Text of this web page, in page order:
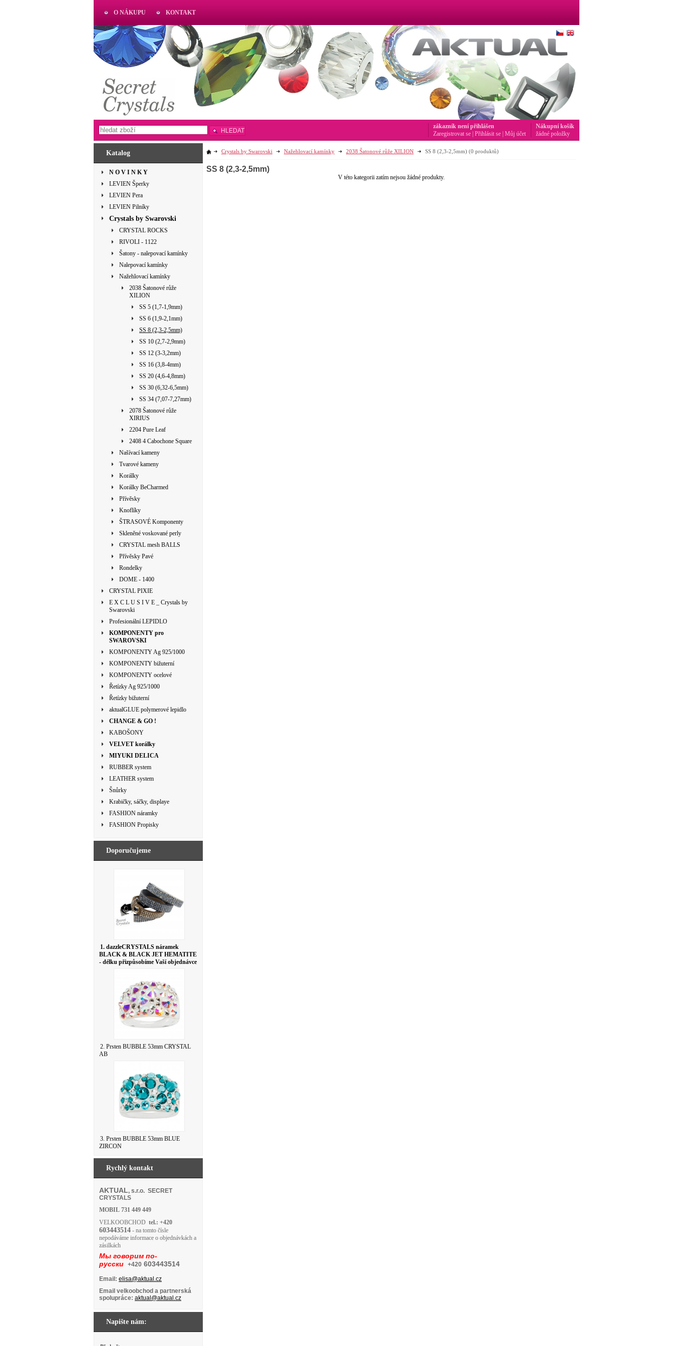
Katalog
N O V I N K Y
LEVIEN Šperky
LEVIEN Pera
LEVIEN Pilníky
Crystals by Swarovski
CRYSTAL ROCKS
RIVOLI - 1122
Šatony - nalepovací kamínky
Nalepovací kamínky
Nažehlovací kamínky
2038 Šatonové růže
XILION
SS 5 (1,7-1,9mm)
SS 6 (1,9-2,1mm)
SS 8 (2,3-2,5mm)
SS 10 (2,7-2,9mm)
SS 12 (3-3,2mm)
SS 16 (3,8-4mm)
SS 20 (4,6-4,8mm)
SS 30 (6,32-6,5mm)
SS 34 (7,07-7,27mm)
2078 Šatonové růže
XIRIUS
2204 Pure Leaf
2408 4 Cabochone Square
Našívací kameny
Tvarové kameny
Korálky
Korálky BeCharmed
Přívěsky
Knoflíky
ŠTRASOVÉ Komponenty
Skleněné voskované perly
CRYSTAL mesh BALLS
Přívěsky Pavé
Rondelky
DOME - 1400
CRYSTAL PIXIE
E X C L U S I V E _ Crystals by
Swarovski
Profesionální LEPIDLO
KOMPONENTY pro
SWAROVSKI
KOMPONENTY Ag 925/1000
KOMPONENTY bižuterní
KOMPONENTY ocelové
Řetízky Ag 925/1000
Řetízky bižuterní
aktualGLUE polymerové lepidlo
CHANGE & GO !
KABOŠONY
VELVET korálky
MIYUKI DELICA
RUBBER system
LEATHER system
Šnůrky
Krabičky, sáčky, displaye
FASHION náramky
FASHION Propisky
Doporučujeme
1. dazzleCRYSTALS náramek
BLACK & BLACK JET HEMATITE
- délku přizpůsobíme Vaší objednávce
2. Prsten BUBBLE 53mm CRYSTAL
AB
3. Prsten BUBBLE 53mm BLUE
ZIRCON
Rychlý kontakt
AKTUAL, s.r.o. SECRET
CRYSTALS
MOBIL 731 449 449
VELKOOBCHOD tel.: +420
603443514 - na tomto čísle
nepodáváme informace o objednávkách a
zásilkách
Мы говорим по-
русски +420 603443514
Email: elisa@aktual.cz
Email velkoobchod a partnerská
spolupráce: aktual@aktual.cz
Napište nám:
Crystals by Swarovski Nažehlovací kamínky 2038 Šatonové růže XILION SS 8 (2,3-2,5mm) (0 produktů)
SS 8 (2,3-2,5mm)
V této kategorii zatím nejsou žádné produkty.
O NÁKUPU KONTAKT
AKTUAL
www.aktual-koralky.cz
HLEDAT
Nákupní košík
žádné položky
zákazník není přihlášen
Zaregistrovat se Přihlásit se Můj účet